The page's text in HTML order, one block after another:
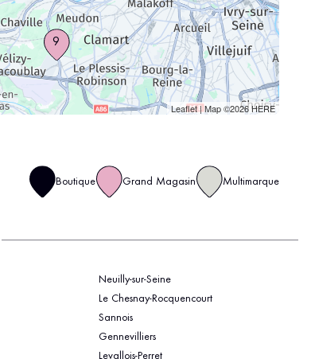
9
Leaflet| Map ©2026HERE
Boutique Grand Magasin Multimarque
Neuilly-sur-Seine
Le Chesnay-Rocquencourt
Sannois
Gennevilliers
Levallois-Perret